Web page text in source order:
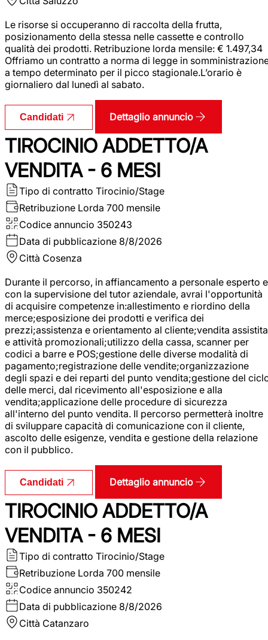
Le risorse si occuperanno di raccolta della frutta,
posizionamento della stessa nelle cassette e controllo
qualità dei prodotti. Retribuzione lorda mensile: € 1.497,34
Offriamo un contratto a norma di legge in
a tempo determinato per il picco stagionale.L’orario è
giornaliero dal lunedì al sabato.
Candidati Dettaglio annuncio
TIROCINIO ADDETTO/A
VENDITA - 6 MESI
Tipo di contratto Tirocinio/Stage
Retribuzione Lorda 700 mensile
Codice annuncio 350243
Data di pubblicazione 8/8/2026
Città Cosenza
Durante il percorso, in affiancamento a personale esperto e
con la supervisione del tutor aziendale, avrai l'opportunità
di acquisire competenze in:allestimento e riordino della
merce;esposizione dei prodotti e verifica dei
prezzi;assistenza e orientamento al cliente;vendita assistita
e attività promozionali;utilizzo della cassa, scanner per
codici a barre e POS;gestione delle diverse modalità di
pagamento;registrazione delle vendite;organizzazione
degli spazi e dei reparti del punto vendita;gestione del
delle merci, dal ricevimento all'esposizione e alla
vendita;applicazione delle procedure di sicurezza
all'interno del punto vendita. Il percorso permetterà inoltre
di sviluppare capacità di comunicazione con il cliente,
ascolto delle esigenze, vendita e gestione della relazione
con il pubblico.
Candidati Dettaglio annuncio
TIROCINIO ADDETTO/A
VENDITA - 6 MESI
Tipo di contratto Tirocinio/Stage
Retribuzione Lorda 700 mensile
Codice annuncio 350242
Data di pubblicazione 8/8/2026
Città Catanzaro